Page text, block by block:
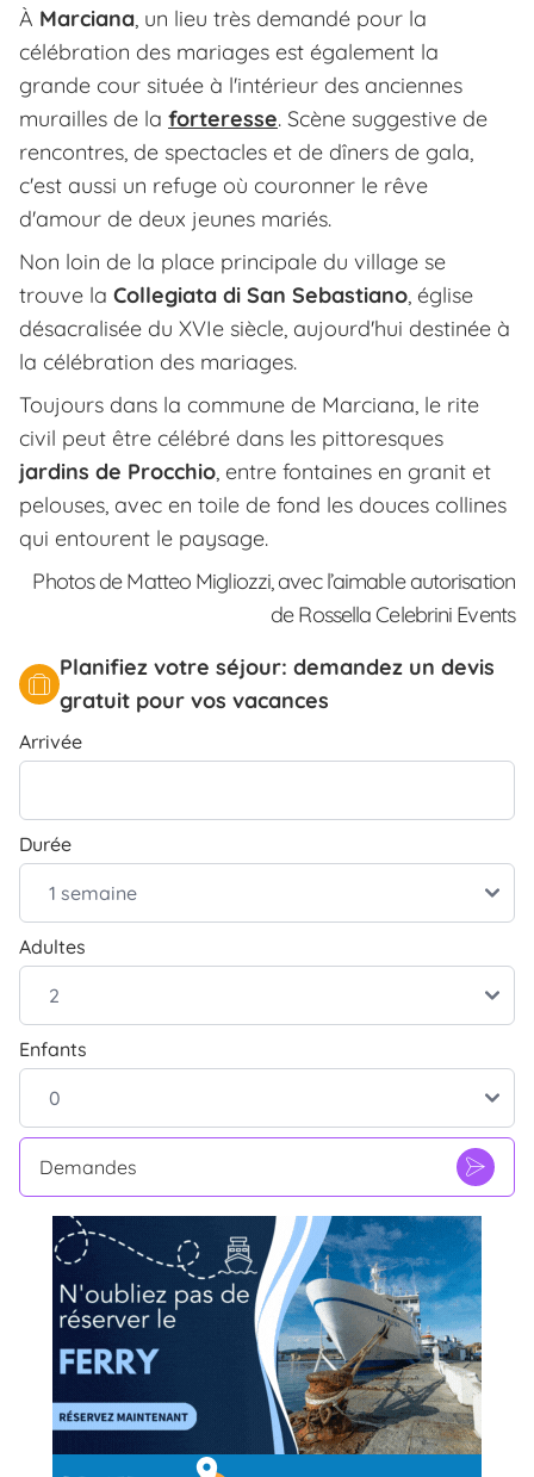
À Marciana, un lieu très demandé pour la
célébration des mariages est également la
grande cour située à l'intérieur des anciennes
murailles de la forteresse. Scène suggestive de
rencontres, de spectacles et de dîners de gala,
c'est aussi un refuge où couronner le rêve
d'amour de deux jeunes mariés.
Non loin de la place principale du village se
trouve la Collegiata di San Sebastiano, église
désacralisée du XVIe siècle, aujourd'hui destinée à
la célébration des mariages.
Toujours dans la commune de Marciana, le rite
civil peut être célébré dans les pittoresques
jardins de Procchio, entre fontaines en granit et
pelouses, avec en toile de fond les douces collines
qui entourent le paysage.
Photos de Matteo Migliozzi, avec l’aimable autorisation
de Rossella Celebrini Events
Planifiez votre séjour: demandez un devis
gratuit pour vos vacances
Arrivée
Durée
Adultes
Enfants
Demandes